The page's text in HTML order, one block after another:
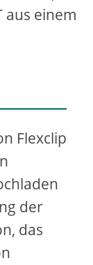
aus einem
Flexclip
der
das